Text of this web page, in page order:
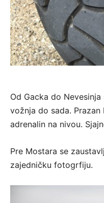
Od Gacka do
vožnja do sada.
adrenalin na nivou.
Pre Mostara se
zajedničku fotogrfiju.